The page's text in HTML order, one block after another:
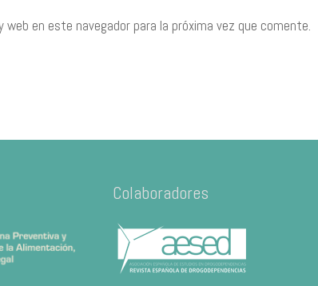
en este navegador para la próxima vez que comente.
Colaboradores